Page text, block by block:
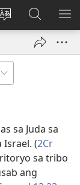
Ilisi
pinulongan
sa
site
Pangitaa
sa
JW.ORG
sa Juda sa
Israel. (2Cr
sa tribo
ang